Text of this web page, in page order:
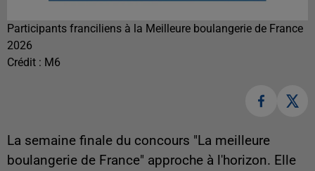
Participants franciliens à la Meilleure boulangerie de France
2026
Crédit : M6
La semaine finale du concours "La meilleure
boulangerie de France" approche à l'horizon. Elle